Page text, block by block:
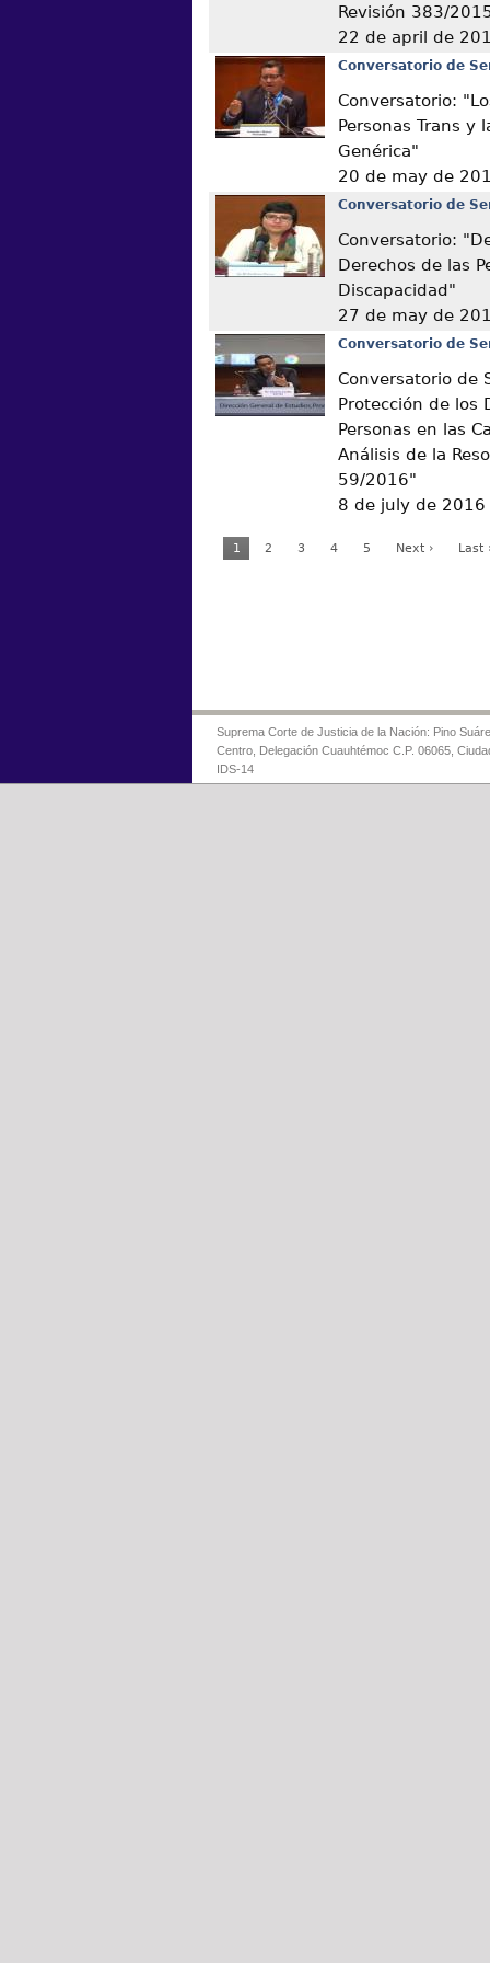
Revisión 383/
22 de april de
Conversatorio de
Conversatorio:
Personas Trans y
Genérica"
20 de may de
Conversatorio de
Conversatorio:
Derechos de las
Discapacidad"
27 de may de
Conversatorio de
Conversatorio de
Protección de los
Personas en las
Análisis de la
59/2016"
8 de july de 2016
1 2 3 4 5 Next › Last
Suprema Corte de Justicia de la Nación: Pino
Centro, Delegación Cuauhtémoc C.P. 06065,
IDS-14